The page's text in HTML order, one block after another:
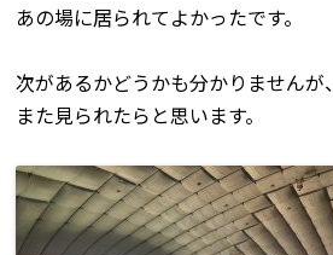
あの場に居られてよかったです。
次があるかどうかも分かりませんが、
また見られたらと思います。